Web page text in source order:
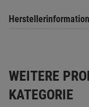
WEITERE
KATEGORIE